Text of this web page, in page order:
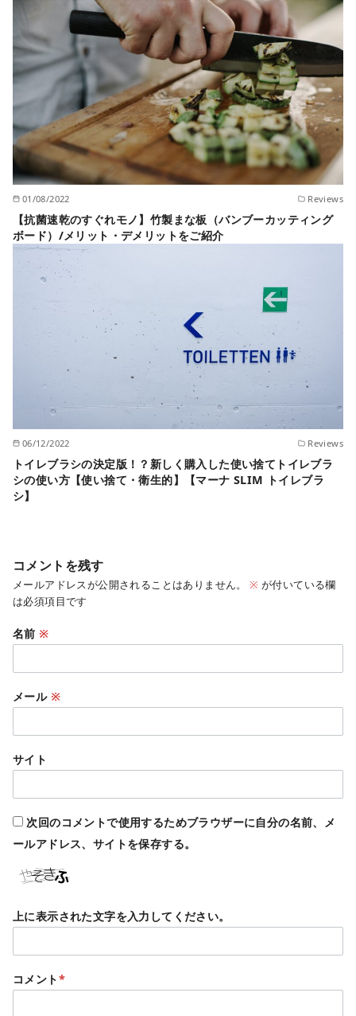
01/08/2022 Reviews
【抗菌速乾のすぐれモノ】竹製まな板（バンブーカッティング
ボード）/メリット・デメリットをご紹介
06/12/2022 Reviews
トイレブラシの決定版！？新しく購入した使い捨てトイレブラ
シの使い方【使い捨て・衛生的】【マーナ SLIM トイレブラ
シ】
コメントを残す
メールアドレスが公開されることはありません。 ※ が付いている欄
は必須項目です
名前※
メール ※
サイト
次回のコメントで使用するためブラウザーに自分の名前、メ
ールアドレス、サイトを保存する。
上に表示された文字を入力してください。
コメント*